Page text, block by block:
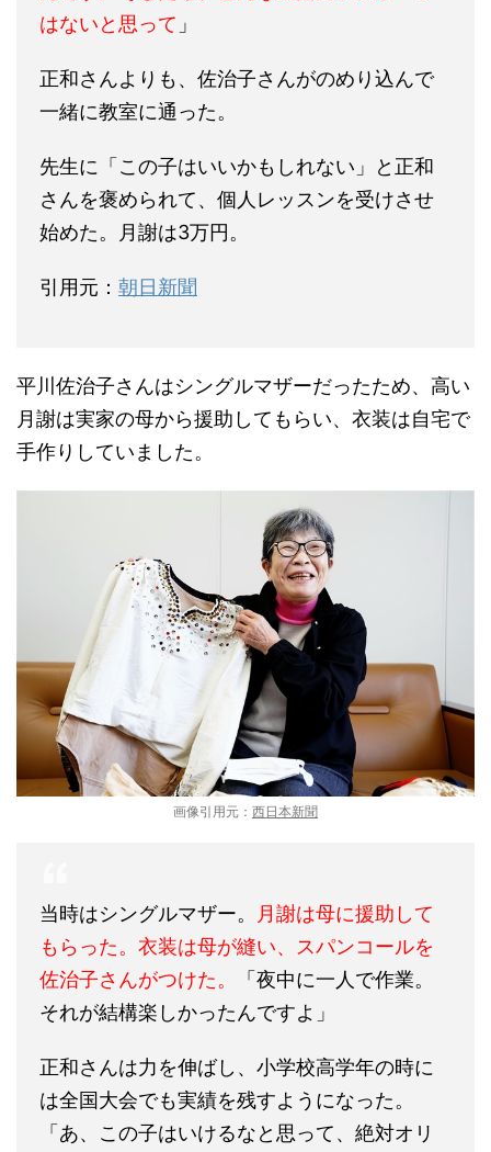
はないと思って 」
正和さんよりも、佐治子さんがのめり込んで
一緒に教室に通った。
先生に「この子はいいかもしれない」と正和
さんを褒められて、個人レッスンを受けさせ
始めた。月謝は3万円。
引用元： 朝日新聞
平川佐治子さんはシングルマザーだったため、高い
月謝は実家の母から援助してもらい、衣装は自宅で
手作りしていました。
画像引用元： 西日本新聞
当時はシングルマザー。
月謝は母に援助して
もらった。衣装は母が縫い、スパンコールを
佐治子さんがつけた。
「夜中に一人で作業。
それが結構楽しかったんですよ」
正和さんは力を伸ばし、小学校高学年の時に
は全国大会でも実績を残すようになった。
「あ、この子はいけるなと思って、絶対オリ